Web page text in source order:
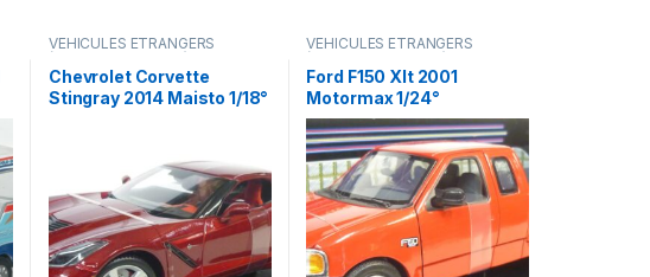
VÉHICULES ÉTRANGERS
(voitures,camions ...)
Chevrolet Corvette
Stingray 2014 Maisto 1/18°
VÉHICULES ÉTRANGERS
(voitures,camions ...)
Ford F150 Xlt 2001
Motormax 1/24°